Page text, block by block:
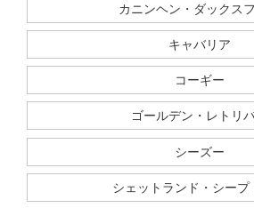
カニンヘン・ダックス
キャバリア
コーギー
ゴールデン・レトリ
シーズー
シェットランド・シープ